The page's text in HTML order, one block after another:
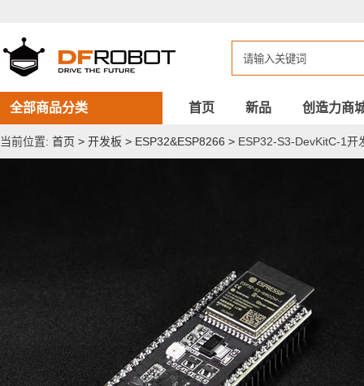
DevKitC-
1
开
发
板
全部商品分类 首页 新品 创造力商
当前位置: 首页 > 开发板 > ESP32&ESP8266 > ESP32-S3-DevKitC-1开